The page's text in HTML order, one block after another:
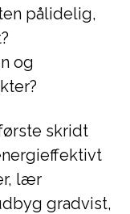
pålidelig,
og
skridt
lær
gradvist,